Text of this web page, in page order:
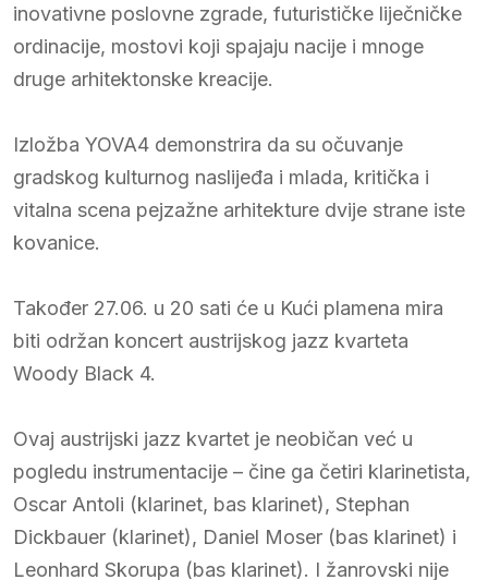
inovativne poslovne zgrade, futurističke liječničke
ordinacije, mostovi koji spajaju nacije i mnoge
druge arhitektonske kreacije.
Izložba YOVA4 demonstrira da su očuvanje
gradskog kulturnog naslijeđa i mlada, kritička i
vitalna scena pejzažne arhitekture dvije strane iste
kovanice.
Također 27.06. u 20 sati će u Kući plamena mira
biti održan koncert austrijskog jazz kvarteta
Woody Black 4.
Ovaj austrijski jazz kvartet je neobičan već u
pogledu instrumentacije – čine ga četiri klarinetista,
Oscar Antoli (klarinet, bas klarinet), Stephan
Dickbauer (klarinet), Daniel Moser (bas klarinet) i
Leonhard Skorupa (bas klarinet). I žanrovski nije